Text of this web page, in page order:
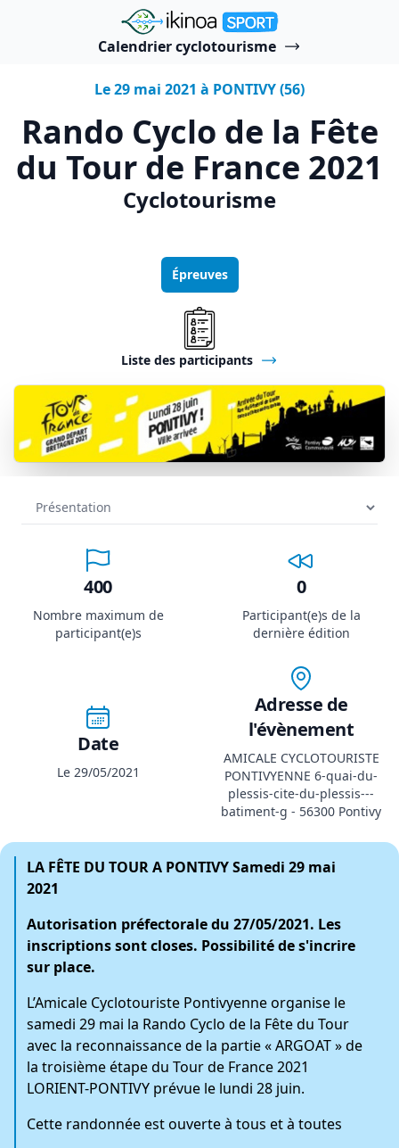
"Ikinoa Sport"
Calendrier cyclotourisme
Le 29 mai 2021 à PONTIVY (56)
Rando Cyclo de la Fête
du Tour de France 2021
Cyclotourisme
Épreuves
Liste des participants
400
Nombre maximum de
participant(e)s
0
Participant(e)s de la
dernière édition
Date
Le 29/05/2021
Adresse de
l'évènement
AMICALE CYCLOTOURISTE
PONTIVYENNE 6-quai-du-
plessis-cite-du-plessis---
batiment-g - 56300 Pontivy
LA FÊTE DU TOUR A PONTIVY Samedi 29 mai
2021
Autorisation préfectorale du 27/05/2021. Les
inscriptions sont closes. Possibilité de s'incrire
sur place.
L’Amicale Cyclotouriste Pontivyenne organise le
samedi 29 mai la Rando Cyclo de la Fête du Tour
avec la reconnaissance de la partie « ARGOAT » de
la troisième étape du Tour de France 2021
LORIENT-PONTIVY prévue le lundi 28 juin.
Cette randonnée est ouverte à tous et à toutes